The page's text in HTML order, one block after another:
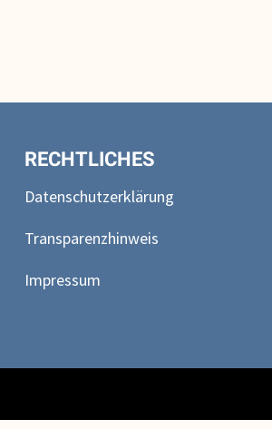
RECHTLICHES
Datenschutzerklärung
Transparenzhinweis
Impressum